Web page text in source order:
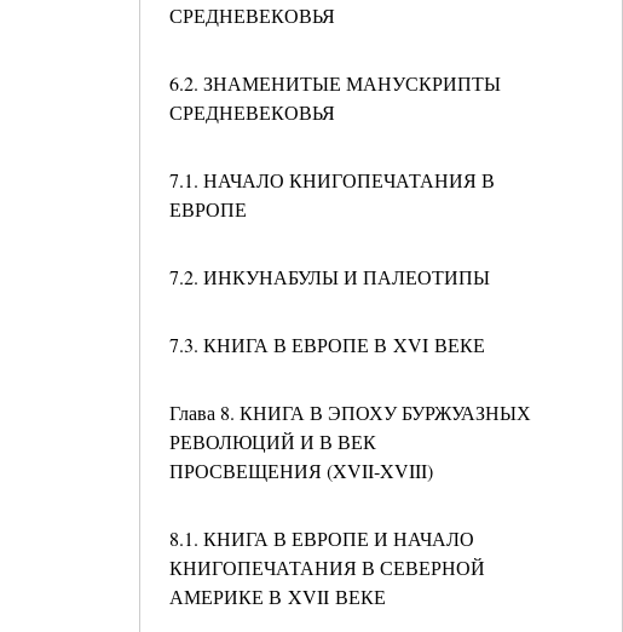
СРЕДНЕВЕКОВЬЯ
6.2. ЗНАМЕНИТЫЕ МАНУСКРИПТЫ
СРЕДНЕВЕКОВЬЯ
7.1. НАЧАЛО КНИГОПЕЧАТАНИЯ В
ЕВРОПЕ
7.2. ИНКУНАБУЛЫ И ПАЛЕОТИПЫ
7.3. КНИГА В ЕВРОПЕ В XVI ВЕКЕ
Глава 8. КНИГА В ЭПОХУ БУРЖУАЗНЫХ
РЕВОЛЮЦИЙ И В ВЕК
ПРОСВЕЩЕНИЯ (XVII‑XVIII)
8.1. КНИГА В ЕВРОПЕ И НАЧАЛО
КНИГОПЕЧАТАНИЯ В СЕВЕРНОЙ
АМЕРИКЕ В XVII ВЕКЕ